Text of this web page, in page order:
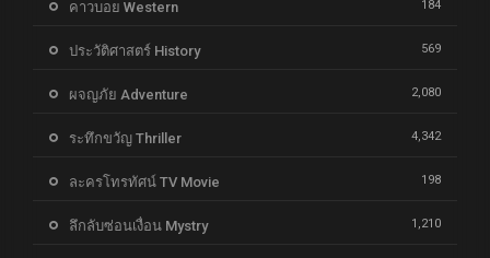
คาวบอย Western 184
ประวัติศาสตร์ History 569
ผจญภัย Adventure 2,080
ระทึกขวัญ Thriller 4,342
ละครโทรทัศน์ TV Movie 198
ลึกลับซ่อนเงื่อน Mystry 1,210